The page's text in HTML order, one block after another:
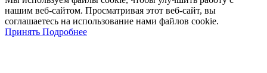
нашим веб-сайтом. Просматривая этот веб-сайт, вы
соглашаетесь на использование нами файлов cookie.
Принять Подробнее